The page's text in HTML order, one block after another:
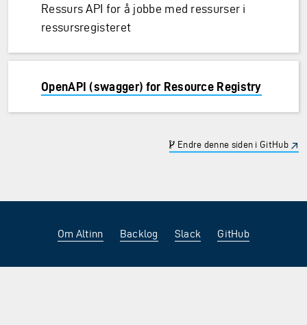
Ressurs API for å jobbe med ressurser i
ressursregisteret
OpenAPI (swagger) for Resource Registry
Endre denne siden i GitHub
Om Altinn Backlog Slack GitHub